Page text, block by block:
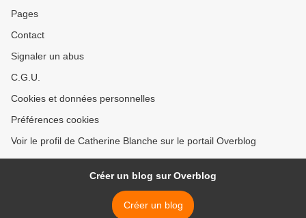
Pages
Contact
Signaler un abus
C.G.U.
Cookies et données personnelles
Préférences cookies
Voir le profil de Catherine Blanche sur le portail Overblog
Créer un blog sur Overblog
Créer un blog